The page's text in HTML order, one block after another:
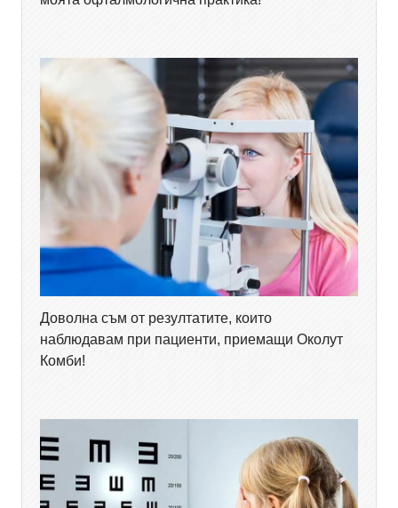
Доволна съм от резултатите, които
наблюдавам при пациенти, приемащи Околут
Комби!